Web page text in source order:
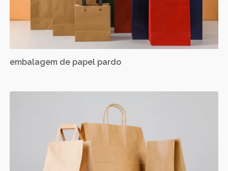
embalagem de papel pardo